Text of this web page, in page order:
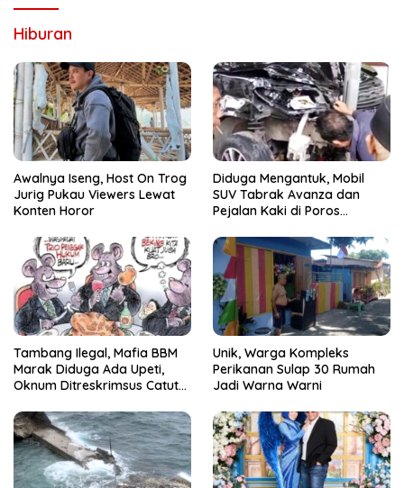
Hiburan
Awalnya Iseng, Host On Trog
Jurig Pukau Viewers Lewat
Konten Horor
Diduga Mengantuk, Mobil
SUV Tabrak Avanza dan
Pejalan Kaki di Poros
Tambang Ilegal, Mafia BBM
Marak Diduga Ada Upeti,
Oknum Ditreskrimsus Catut
Unik, Warga Kompleks
Perikanan Sulap 30 Rumah
Jadi Warna Warni